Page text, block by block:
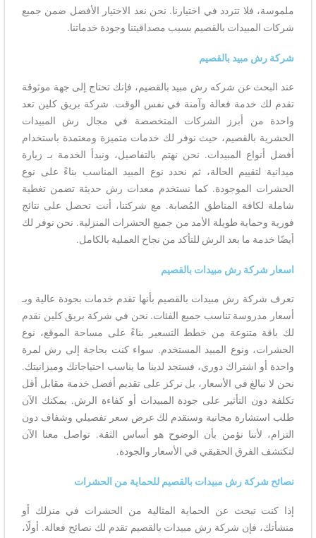
ملموسة، فلا تتردد في اختيارنا. نحن نعد الاختيار الأفضل ضمن جميع
شركات المبيدات بالقصيم بسبب مصداقيتنا وجودة خدماتنا.
شركة رش مبيد بالقصيم
عند البحث عن شركه رش مبيد بالقصيم، فإنك تحتاج إلى جهة موثوقة
تقدم لك خدمة فعالة وآمنة في نفس الوقت. شركة بريق كلين تعد
واحدة من أبرز الشركات المتخصصة في مجال رش المبيدات
الحشرية بالقصيم، حيث نوفر لك خدمات متميزة ومعتمدة باستخدام
أفضل أنواع المبيدات. نحن نهتم بالتفاصيل، ونبدأ الخدمة بـ زيارة
ميدانية لتقييم الحالة، ثم نحدد نوع المبيد المناسب بناءً على نوع
الحشرات الموجودة. كما نستخدم معدات رش حديثة تضمن تغطية
شاملة لكافة المناطق المُصابة. مع شركتنا، أنت تحصل على نتائج
فورية وحماية طويلة الأمد من جميع الحشرات المنزلية. نحن نوفر لك
أيضًا خدمة ما بعد الرش للتأكد من نجاح العملية بالكامل.
اسعار شركة رش مبيدات بالقصيم
تعرف شركة رش مبيدات بالقصيم بأنها تقدم خدمات بجودة عالية وبـ
أسعار مدروسة تناسب جميع الفئات. نحن في شركة بريق كلين نقدم
لك باقة متنوعة من خطط التسعير بناءً على مساحة الموقع، نوع
الحشرات، ونوع المبيد المستخدم. سواء كنت بحاجة إلى رش لمرة
واحدة أو اشتراك دوري، فستجد لدينا ما يناسب احتياجاتك وميزانيتك.
نحن لا نبالغ في الأسعار، بل نركز على تقديم أفضل خدمة مقابل أقل
تكلفة دون التأثير على جودة المبيدات أو كفاءة الرش. يمكنك الآن
طلب استشارة مجانية وسنقدم لك عرض سعر تفصيلي وشفاف دون
التزام، لأننا نؤمن بأن الوضوح هو أساس الثقة. تواصل معنا الآن
لتكتشف الفرق الحقيقي في الأسعار والجودة.
نصائح شركة رش مبيدات بالقصيم للحماية من الحشرات
إذا كنت تبحث عن الحماية المثالية من الحشرات في منزلك أو
منشأتك، فإن شركة رش مبيدات بالقصيم تقدم لك نصائح فعالة. أولًا،